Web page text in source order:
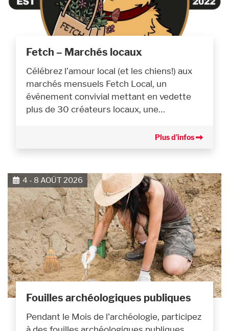
Fetch – Marchés locaux
Célébrez l’amour local (et les chiens!) aux
marchés mensuels Fetch Local, un
événement convivial mettant en vedette
plus de 30 créateurs locaux, une…
Plus d’infos
4 - 8 AOÛT 2026
Fouilles archéologiques publiques
Pendant le Mois de l'archéologie, participez